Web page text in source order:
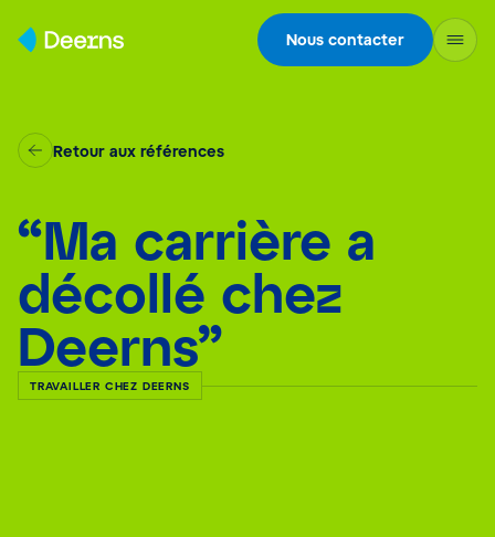
Nous contacter
Retour aux références
“Ma carrière a
décollé chez
Deerns”
TRAVAILLER CHEZ DEERNS